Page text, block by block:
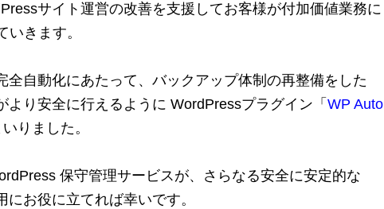
サイト運営の改善を支援してお客様が付加価値業務に
きます。
全自動化にあたって、バックアップ体制の再整備をした
より安全に行えるように WordPressプラグイン「 WP Auto
りました。
保守管理サービスが、さらなる安全に安定的な
お役に立てれば幸いです。